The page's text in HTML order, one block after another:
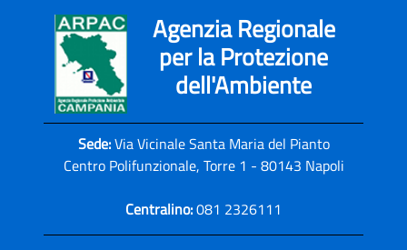
Agenzia Regionale
per la Protezione
dell'Ambiente
Sede:Via Vicinale Santa Maria del Pianto
Centro Polifunzionale, Torre 1 - 80143 Napoli
Centralino:081 2326111